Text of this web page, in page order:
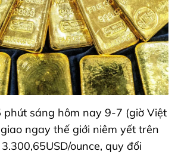
phút sáng hôm nay 9-7 (giờ Việt
ngay thế giới niêm yết trên
ounce, quy đổi